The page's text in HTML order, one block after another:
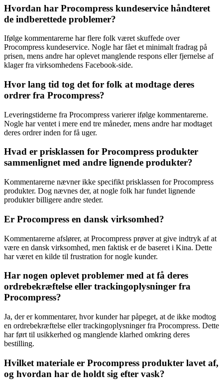
Hvordan har Procompress kundeservice håndteret
de indberettede problemer?
Ifølge kommentarerne har flere folk været skuffede over
Procompress kundeservice. Nogle har fået et minimalt fradrag på
prisen, mens andre har oplevet manglende respons eller fjernelse af
klager fra virksomhedens Facebook-side.
Hvor lang tid tog det for folk at modtage deres
ordrer fra Procompress?
Leveringstiderne fra Procompress varierer ifølge kommentarerne.
Nogle har ventet i mere end tre måneder, mens andre har modtaget
deres ordrer inden for få uger.
Hvad er prisklassen for Procompress produkter
sammenlignet med andre lignende produkter?
Kommentarerne nævner ikke specifikt prisklassen for Procompress
produkter. Dog nævnes der, at nogle folk har fundet lignende
produkter billigere andre steder.
Er Procompress en dansk virksomhed?
Kommentarerne afslører, at Procompress prøver at give indtryk af at
være en dansk virksomhed, men faktisk er de baseret i Kina. Dette
har været en kilde til frustration for nogle kunder.
Har nogen oplevet problemer med at få deres
ordrebekræftelse eller trackingoplysninger fra
Procompress?
Ja, der er kommentarer, hvor kunder har påpeget, at de ikke modtog
en ordrebekræftelse eller trackingoplysninger fra Procompress. Dette
har ført til usikkerhed og manglende klarhed omkring deres
bestilling.
Hvilket materiale er Procompress produkter lavet af,
og hvordan har de holdt sig efter vask?